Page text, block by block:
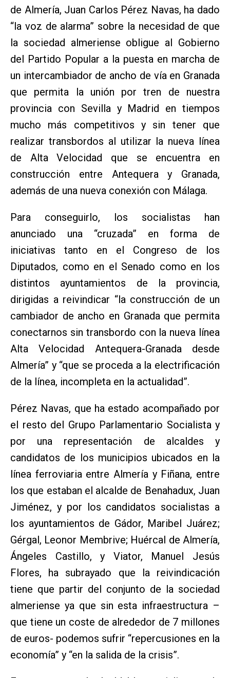
de Almería, Juan Carlos Pérez Navas, ha dado
“la voz de alarma” sobre la necesidad de que
la sociedad almeriense obligue al Gobierno
del Partido Popular a la puesta en marcha de
un intercambiador de ancho de vía en Granada
que permita la unión por tren de nuestra
provincia con Sevilla y Madrid en tiempos
mucho más competitivos y sin tener que
realizar transbordos al utilizar la nueva línea
de Alta Velocidad que se encuentra en
construcción entre Antequera y Granada,
además de una nueva conexión con Málaga.
Para conseguirlo, los socialistas han
anunciado una “cruzada” en forma de
iniciativas tanto en el Congreso de los
Diputados, como en el Senado como en los
distintos ayuntamientos de la provincia,
dirigidas a reivindicar “la construcción de un
cambiador de ancho en Granada que permita
conectarnos sin transbordo con la nueva línea
Alta Velocidad Antequera-Granada desde
Almería” y “que se proceda a la electrificación
de la línea, incompleta en la actualidad”.
Pérez Navas, que ha estado acompañado por
el resto del Grupo Parlamentario Socialista y
por una representación de alcaldes y
candidatos de los municipios ubicados en la
línea ferroviaria entre Almería y Fiñana, entre
los que estaban el alcalde de Benahadux, Juan
Jiménez, y por los candidatos socialistas a
los ayuntamientos de Gádor, Maribel Juárez;
Gérgal, Leonor Membrive; Huércal de Almería,
Ángeles Castillo, y Viator, Manuel Jesús
Flores, ha subrayado que la reivindicación
tiene que partir del conjunto de la sociedad
almeriense ya que sin esta infraestructura –
que tiene un coste de alrededor de 7 millones
de euros- podemos sufrir “repercusiones en la
economía” y “en la salida de la crisis”.